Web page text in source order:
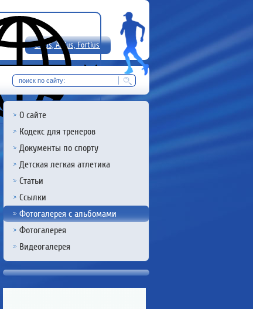
Citius, Altius, Fortius!
RU
О сайте
Кодекс для тренеров
Документы по спорту
Детская легкая атлетика
Статьи
Ссылки
Фотогалерея с альбомами
Фотогалерея
Видеогалерея